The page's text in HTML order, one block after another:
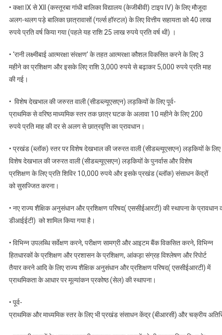
• कक्षा IX से XII (कस्तूरबा गांधी बालिका विद्यालय (केजीबीवी) टाइप IV) के लिए मौजूदा
अलग-थलग पड़े बालिका छात्रावासों (गर्ल्स हॉस्टल) के लिए वित्तीय सहायता को 40 लाख
रुपये प्रति वर्ष किया गया (पहले यह राशि 25 लाख रुपये प्रति वर्ष थी) ।
• ‘रानी लक्ष्मीबाई आत्मरक्षा संरक्षण’ के तहत आत्मरक्षा कौशल विकसित करने के लिए 3
महीने का प्रशिक्षण और इसके लिए राशि 3,000 रुपये से बढ़ाकर 5,000 रुपये प्रति माह
की गई।
• विशेष देखभाल की जरुरत वाली (सीडब्ल्यूएसएन) लड़कियों के लिए पूर्व-
प्राथमिक से वरिष्ठ माध्यमिक स्तर तक छात्र घटक के अलावा 10 महीने के लिए 200
रुपये प्रति माह की दर से अलग से छात्रवृत्ति का प्रावधान।
• प्रखंड (ब्लॉक) स्तर पर विशेष देखभाल की जरुरत वाली (सीडब्ल्यूएसएन) लड़कियों के लिए के
विशेष देखभाल की जरुरत वाली (सीडब्ल्यूएसएन) लड़कियों के पुनर्वास और विशेष
प्रशिक्षण के लिए प्रति शिविर 10,000 रुपये और इसके प्रखंड (ब्लॉक) संसाधन केंद्रों
को सुसज्जित करना।
• नए राज्य शैक्षिक अनुसंधान और प्रशिक्षण परिषद( एससीईआरटी) की स्थापना के
डीआईईटी) को शामिल किया गया है।
• विभिन्न उपलब्धि सर्वेक्षण करने, परीक्षण सामग्री और आइटम बैंक विकसित करने, विभिन्न
हितधारकों के प्रशिक्षण और प्रशासन के प्रशिक्षण, आंकड़ा संग्रह विश्लेषण और रिपोर्ट
तैयार करने आदि के लिए राज्य शैक्षिक अनुसंधान और प्रशिक्षण परिषद( एससीईआरटी) में
प्राथमिकता के आधार पर मूल्यांकन प्रकोष्ठ (सेल) की स्थापना।
• पूर्व-
प्राथमिक और माध्यमिक स्तर के लिए भी प्रखंड संसाधन केंद्र (बीआरसी) और चक्रीय